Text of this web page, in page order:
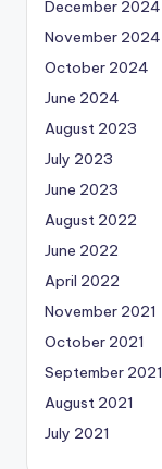
December 2024
November 2024
October 2024
June 2024
August 2023
July 2023
June 2023
August 2022
June 2022
April 2022
November 2021
October 2021
September 2021
August 2021
July 2021